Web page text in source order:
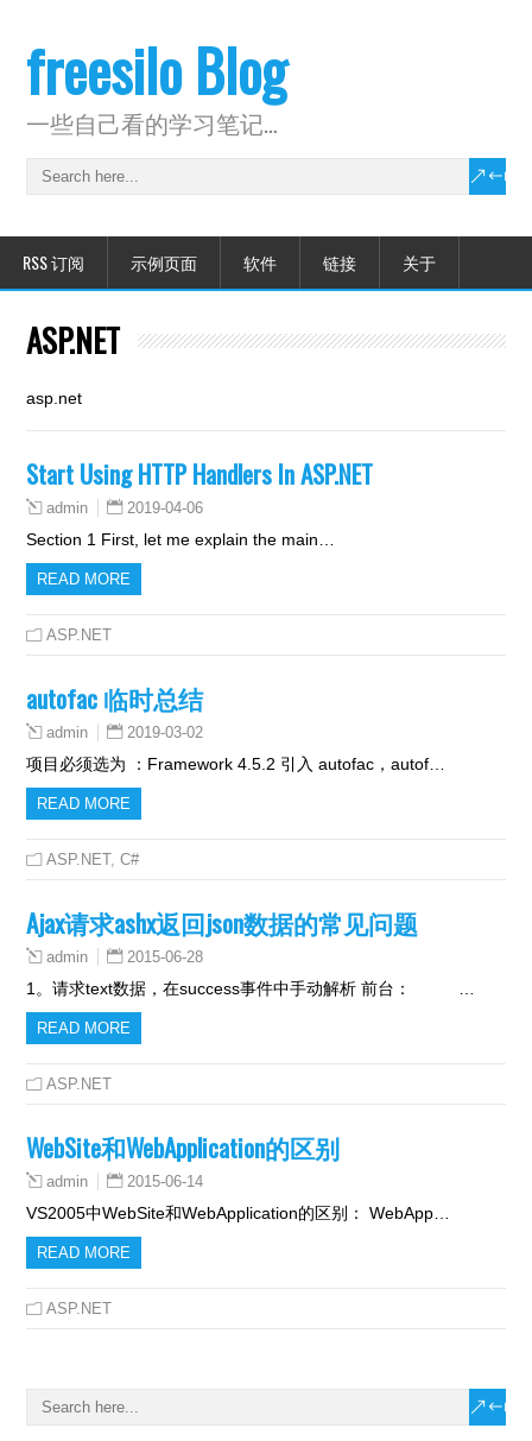
freesilo Blog
一些自己看的学习笔记…
RSS 订阅 示例页面 软件 链接 关于
ASP.NET
asp.net
Start Using HTTP Handlers In ASP.NET
admin 2019-04-06
Section 1 First, let me explain the main…
READ MORE
ASP.NET
autofac 临时总结
admin 2019-03-02
项目必须选为 ：Framework 4.5.2 引入 autofac，autof…
READ MORE
ASP.NET,C#
Ajax请求ashx返回json数据的常见问题
admin 2015-06-28
1。请求text数据，在success事件中手动解析 前台： …
READ MORE
ASP.NET
WebSite和WebApplication的区别
admin 2015-06-14
VS2005中WebSite和WebApplication的区别： WebApp…
READ MORE
ASP.NET